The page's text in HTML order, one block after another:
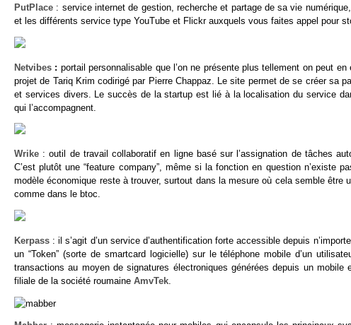
PutPlace : service internet de gestion, recherche et partage de sa vie
et les différents service type YouTube et Flickr auxquels vous faites appel pour
Netvibes : portail personnalisable que l’on ne présente plus tellement on peut
projet de Tariq Krim codirigé par Pierre Chappaz. Le site permet de se créer sa
et services divers. Le succès de la startup est lié à la localisation du service
qui l’accompagnent.
Wrike : outil de travail collaboratif en ligne basé sur l’assignation de tâches
C’est plutôt une “feature company”, même si la fonction en question n’existe
modèle économique reste à trouver, surtout dans la mesure où cela semble
comme dans le btoc.
Kerpass : il s’agit d’un service d’authentification forte accessible depuis
un “Token” (sorte de smartcard logicielle) sur le téléphone mobile d’un
transactions au moyen de signatures électroniques générées depuis un
filiale de la société roumaine AmvTek